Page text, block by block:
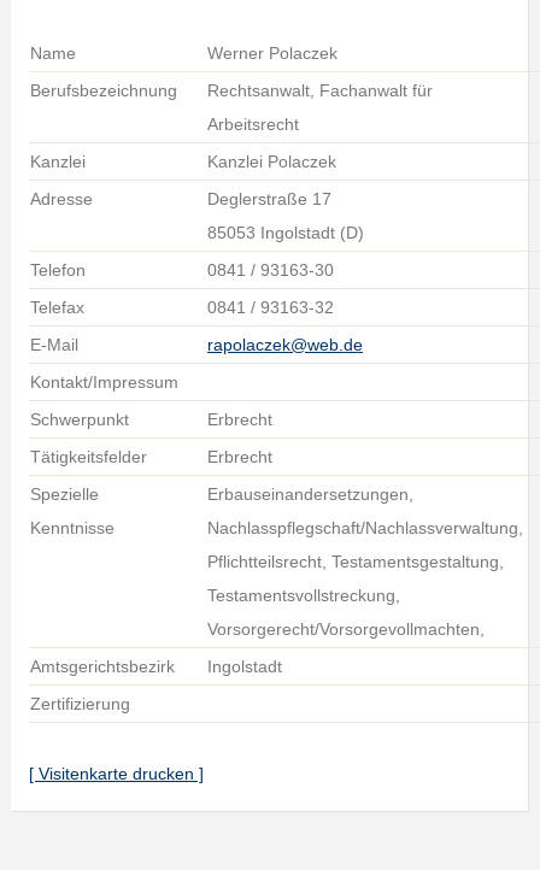
Name
Werner Polaczek
Berufsbezeichnung
Rechtsanwalt, Fachanwalt für
Arbeitsrecht
Kanzlei
Kanzlei Polaczek
Adresse
Deglerstraße 17
85053 Ingolstadt (D)
Telefon
0841 / 93163-30
Telefax
0841 / 93163-32
E-Mail
rapolaczek@web.de
Kontakt/Impressum
Schwerpunkt
Erbrecht
Tätigkeitsfelder
Erbrecht
Spezielle
Kenntnisse
Erbauseinandersetzungen,
Nachlasspflegschaft/Nachlassverwaltung,
Pflichtteilsrecht, Testamentsgestaltung,
Testamentsvollstreckung,
Vorsorgerecht/Vorsorgevollmachten,
Amtsgerichtsbezirk
Ingolstadt
Zertifizierung
[ Visitenkarte drucken ]